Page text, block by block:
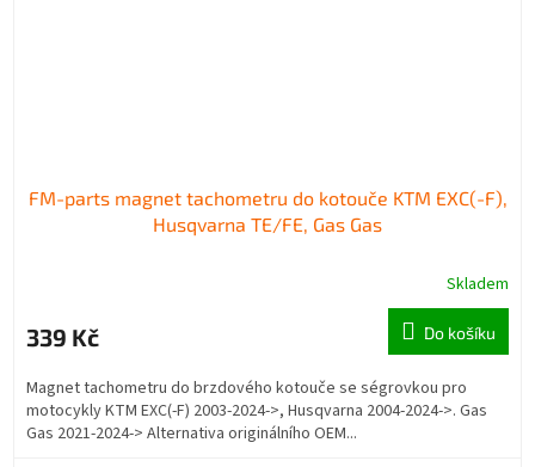
FM-parts magnet tachometru do kotouče KTM EXC(-F),
Husqvarna TE/FE, Gas Gas
Skladem
339 Kč Do košíku
Magnet tachometru do brzdového kotouče se ségrovkou pro
motocykly KTM EXC(-F) 2003-2024->, Husqvarna 2004-2024->. Gas
Gas 2021-2024-> Alternativa originálního OEM...